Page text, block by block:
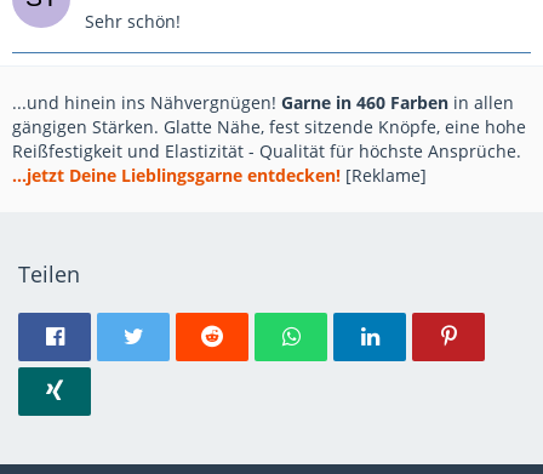
Sehr schön!
...und hinein ins Nähvergnügen! Garne in 460 Farben in allen
gängigen Stärken. Glatte Nähe, fest sitzende Knöpfe, eine hohe
Reißfestigkeit und Elastizität - Qualität für höchste Ansprüche.
...jetzt Deine Lieblingsgarne entdecken! [Reklame]
Teilen